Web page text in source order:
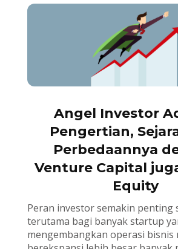
Angel Investor
Pengertian,
Perbedaannya
Venture Capital
Equity
Peran investor semakin penting
terutama bagi banyak startup
mengembangkan operasi bisnis